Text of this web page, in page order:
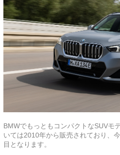
BMWでもっともコンパクトなSUVモ
いては2010年から販売されており、
目となります。